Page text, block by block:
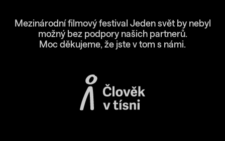
Mezinárodní filmový festival Jeden svět by nebyl
možný bez podpory našich partnerů.
Moc děkujeme, že jste v tom s námi.